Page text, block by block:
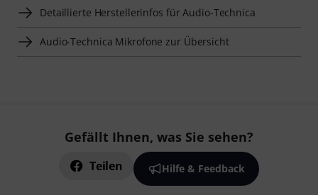
Detaillierte Herstellerinfos für Audio-Technica
Audio-Technica Mikrofone zur Übersicht
Gefällt Ihnen, was Sie sehen?
Teilen Hilfe & Feedback